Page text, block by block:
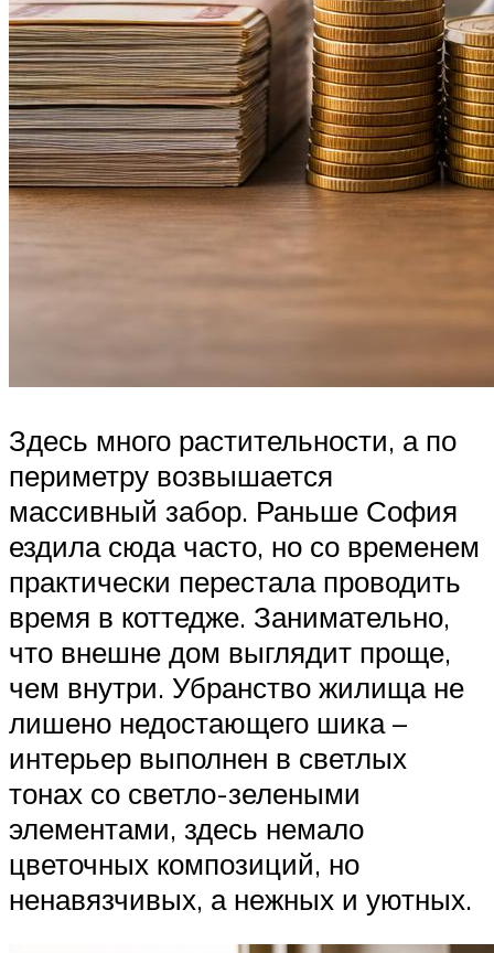
Здесь много растительности, а по
периметру возвышается
массивный забор. Раньше София
ездила сюда часто, но со временем
практически перестала проводить
время в коттедже. Занимательно,
что внешне дом выглядит проще,
чем внутри. Убранство жилища не
лишено недостающего шика –
интерьер выполнен в светлых
тонах со светло-зелеными
элементами, здесь немало
цветочных композиций, но
ненавязчивых, а нежных и уютных.